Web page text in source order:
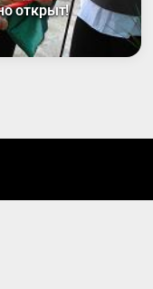
открыт!